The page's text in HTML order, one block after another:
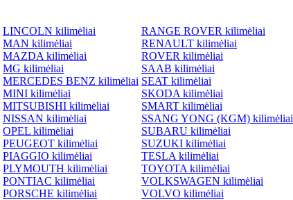
LINCOLN kilimėliai
MAN kilimėliai
MAZDA kilimėliai
MG kilimėliai
MERCEDES BENZ kilimėliai
MINI kilimėliai
MITSUBISHI kilimėliai
NISSAN kilimėliai
OPEL kilimėliai
PEUGEOT kilimėliai
PIAGGIO kilimėliai
PLYMOUTH kilimėliai
PONTIAC kilimėliai
PORSCHE kilimėliai
RANGE ROVER kilimėliai
RENAULT kilimėliai
ROVER kilimėliai
SAAB kilimėliai
SEAT kilimėliai
SKODA kilimėliai
SMART kilimėliai
SSANG YONG (KGM) kilimėliai
SUBARU kilimėliai
SUZUKI kilimėliai
TESLA kilimėliai
TOYOTA kilimėliai
VOLKSWAGEN kilimėliai
VOLVO kilimėliai